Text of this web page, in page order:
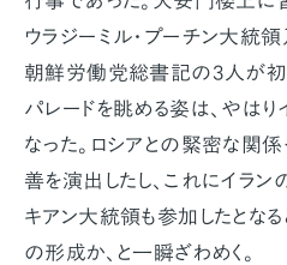
ウラジーミル・プーチン大統
朝鮮労働党総書記の3人が
パレードを眺める姿は、やはり
なった。ロシアとの緊密な関
善を演出したし、これにイラン
キアン大統領も参加したとな
の形成か、と一瞬ざわめく。